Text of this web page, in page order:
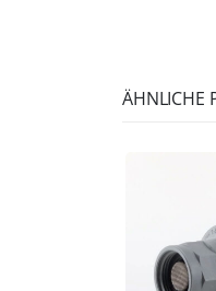
ÄHNLICHE